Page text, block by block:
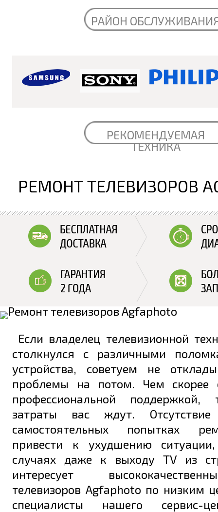
РАЙОН
РЕКОМЕНДУЕМАЯ
ТЕХНИКА
РЕМОНТ ТЕЛЕВИЗОРОВ
Если владелец телевизионной
столкнулся с различными
устройства, советуем не
проблемы на потом. Чем скорее
профессиональной
затраты вас ждут.
самостоятельных попытках
привести к ухудшению
случаях даже к выходу TV из
интересует
телевизоров Agfaphoto по низким
специалисты нашего сервис-
Задать вопрос